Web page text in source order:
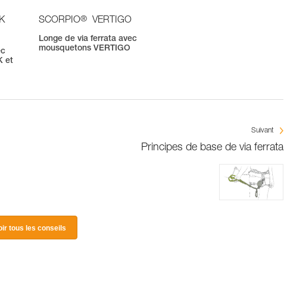
et
SCORPIO® VERTIGO
Longe de via ferrata avec
mousquetons VERTIGO
Suivant
Principes de base de via ferrata
tous les conseils